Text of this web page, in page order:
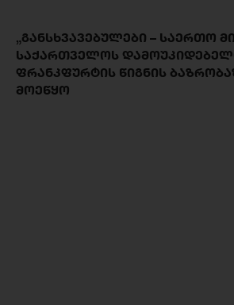
„ᲒᲐᲜᲡᲮᲕᲐᲕᲔᲑᲣᲚᲔᲑᲘ – ᲡᲐᲔᲠᲗᲝ
ᲡᲐᲥᲐᲠᲗᲕᲔᲚᲝᲡ
ᲤᲠᲐᲜᲙᲤᲣᲠᲢᲘᲡ ᲬᲘᲒᲜᲘᲡ
ᲛᲝᲔᲬᲧᲝ